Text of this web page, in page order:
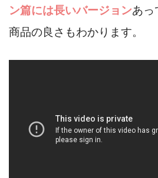
ン篇には長いバージョンあっ
商品の良さもわかります。